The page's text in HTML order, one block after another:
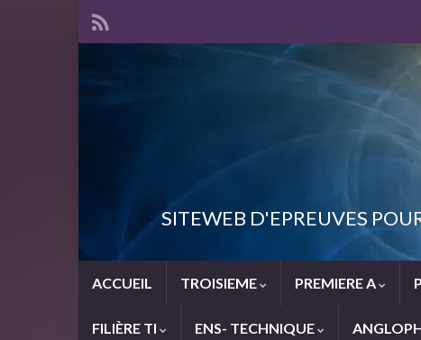
SITEWEB D'EPREUVES
ACCUEIL TROISIEME PREMIERE A
FILIÈRE TI ENS- TECHNIQUE